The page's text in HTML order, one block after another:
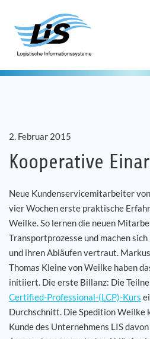
Software
Service
Unternehmen
Karriere
Referenzen
2. Februar 2015
Kooperative
Neue Kundenservicemitarbeiter
vier Wochen erste praktische
Weilke. So lernen die neuen
Transportprozesse und machen
und ihren Abläufen vertraut.
Thomas Kleine von Weilke haben
initiiert. Die erste Billanz: Die
Certified-Professional-(LCP)-Kurs
Durchschnitt. Die Spedition Weilke
Kunde des Unternehmens LIS